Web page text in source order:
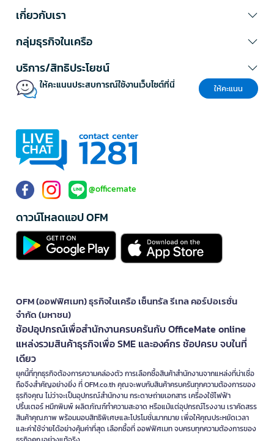
Tajima ไฟฉายสำหรับงานตรวจสอบพื้นที่แสงน้อย
เครื่องจักร ห้องเก็บของ ห้องระบบ งานซ่อมบำรุงกลางคืน หรือจุดที่แสง
ปลอดภัยขึ้น
Tajima แตกต่างอย่างไรในงานวัด ตัด และซ่อม
คล่องตัว และความเหมาะสมกับงานหน้างานจริง ทั้งงานวัด งานตัด และงาน
ตรวจเช็กพื้นที่
ช่วยให้งานวัดแม่นยำขึ้น:เครื่องวัดระยะทางและตลับเมตรช่วยลด
ความคลาดเคลื่อนในการประเมินขนาดและระยะหน้างาน
รองรับงานตัดหลากหลาย:คัตเตอร์ ใบมีดคัตเตอร์ มีด และอุปกรณ์
พร้อมสำหรับงานซ่อมบำรุง:
ทำงานได้ดีในพื้นที่แสงน้อย:ไฟฉายช่วยให้ตรวจสอบรายละเอียดในจุด
อับหรือพื้นที่มืดได้ชัดเจน
เหมาะกับการจัดซื้อองค์กร:ใช้ได้ทั้งฝ่ายช่าง ฝ่ายอาคาร คลังสินค้า
Tajima ใช้งานได้อย่างไรในงานช่าง โรงงาน คลัง
สินค้า และสำนักงาน
เครื่องมือ Tajima สามารถใช้งานได้หลายบริบท โดยเฉพาะพื้นที่ที่ต้องวัด
ระยะ ตัดวัสดุ ตรวจเช็กอุปกรณ์ และดูแลความพร้อมของหน้างานเป็นประจำ
Tajima สำหรับทีมช่างและงานติดตั้ง
ทีมช่างสามารถใช้เครื่องวัดระยะทาง ตลับเมตร คัตเตอร์ ประแจ บ็อกซ์ และ
ไฟฉาย Tajima สำหรับวัดพื้นที่ ตัดวัสดุ ขันยึดอุปกรณ์ และตรวจสอบจุดติด
ตั้ง ช่วยให้การทำงานหน้างานมีความต่อเนื่องและลดการเตรียมอุปกรณ์ซ้ำ
ซ้อน
เกี่ยวกับเรา
กลุ่มธุรกิจในเครือ
บริการ/สิทธิประโยชน์
ให้คะแนนประสบการณ์ใช้งานเว็บไซต์ที่นี่ ให้คะแนน
@officemate
ดาวน์โหลดแอป OFM
OFM (ออฟฟิศเมท) ธุรกิจในเครือ เซ็นทรัล รีเทล คอร์ปอเรชั่น
จำกัด (มหาชน)
ช้อปอุปกรณ์เพื่อสำนักงานครบครันกับ OfficeMate online
แหล่งรวมสินค้าธุรกิจเพื่อ SME และองค์กร ช้อปครบ จบในที่
เดียว
ยุคนี้ที่ทุกธุรกิจต้องการความคล่องตัว การเลือกซื้อสินค้าสำนักงานจากแหล่งที่น่าเชื่อ
ถือจึงสำคัญอย่างยิ่ง ที่ OFM.co.th คุณจะพบกับสินค้าครบครันทุกความต้องการของ
ธุรกิจคุณ ไม่ว่าจะเป็นอุปกรณ์สำนักงาน กระดาษถ่ายเอกสาร เครื่องใช้ไฟฟ้า
ปริ้นเตอร์ หมึกพิมพ์ ผลิตภัณฑ์ทำความสะอาด หรือแม้แต่อุปกรณ์โรงงาน เราคัดสรร
สินค้าคุณภาพ พร้อมมอบสิทธิพิเศษและโปรโมชั่นมากมาย เพื่อให้คุณประหยัดเวลา
และค่าใช้จ่ายได้อย่างคุ้มค่าที่สุด เลือกซื้อที่ ออฟฟิศเมท จบครบทุกความต้องการของ